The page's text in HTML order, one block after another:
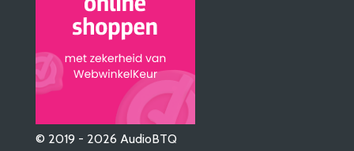
© 2019 - 2026 AudioBTQ